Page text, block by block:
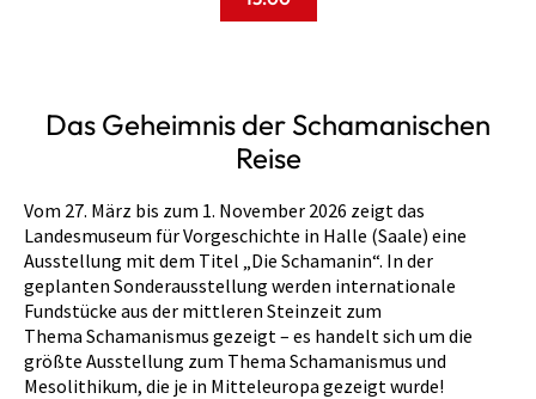
Das Geheimnis der Schamanischen
Reise
Vom 27. März bis zum 1. November 2026 zeigt das
Landesmuseum für Vorgeschichte in Halle (Saale) eine
Ausstellung mit dem Titel „Die Schamanin“. In der
geplanten Sonderausstellung werden internationale
Fundstücke aus der mittleren Steinzeit zum
Thema Schamanismus gezeigt – es handelt sich um die
größte Ausstellung zum Thema Schamanismus und
Mesolithikum, die je in Mitteleuropa gezeigt wurde!